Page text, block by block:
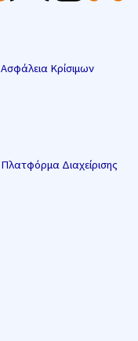
Ασφάλεια Κρίσιμων
Πλατφόρμα Διαχείρισης